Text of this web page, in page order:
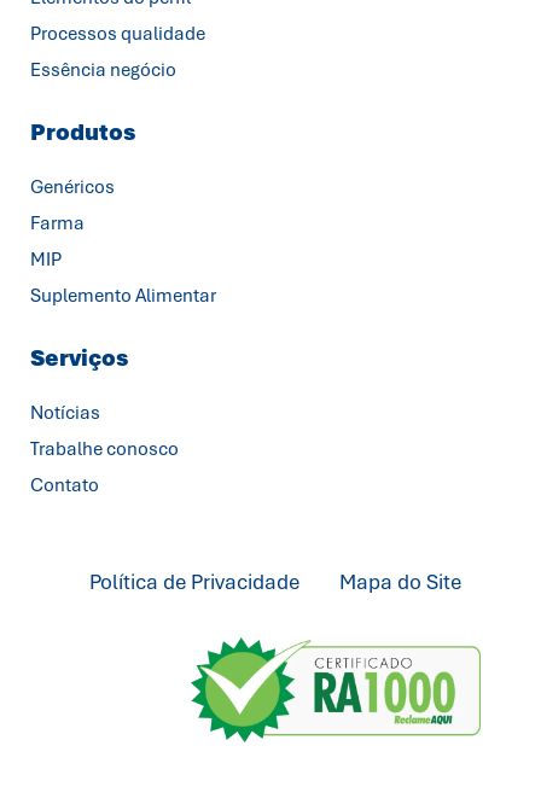
Processos qualidade
Essência negócio
Produtos
Genéricos
Farma
MIP
Suplemento Alimentar
Serviços
Notícias
Trabalhe conosco
Contato
Política de Privacidade Mapa do Site